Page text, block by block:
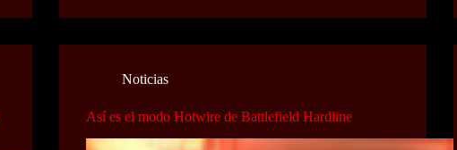
Noticias
Así es el modo Hotwire de Battlefield Hardline